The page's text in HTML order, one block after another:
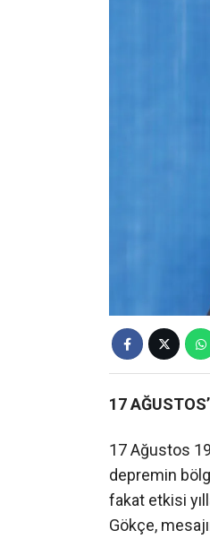
17
17 Ağustos
depremin
fakat etkisi
Gökçe,